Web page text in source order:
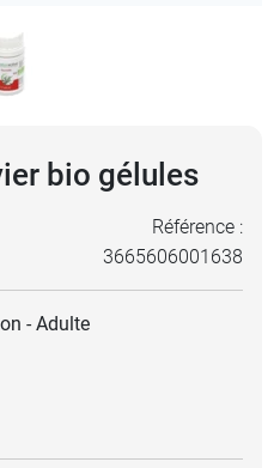
bio gélules
Référence :
3665606001638
- Adulte